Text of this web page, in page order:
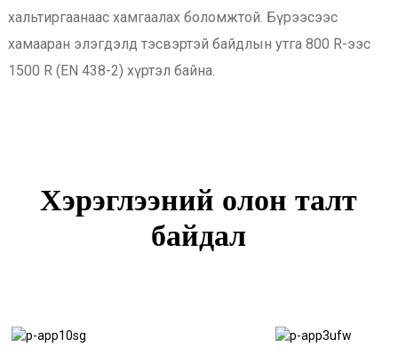
хальтиргаанаас хамгаалах боломжтой. Бүрээсээс
хамааран элэгдэлд тэсвэртэй байдлын утга 800 R-ээс
1500 R (EN 438-2) хүртэл байна.
Хэрэглээний олон талт
байдал